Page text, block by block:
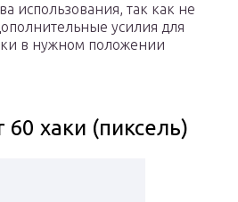
использования, так как не
усилия для
в нужном положении
хаки (пиксель)